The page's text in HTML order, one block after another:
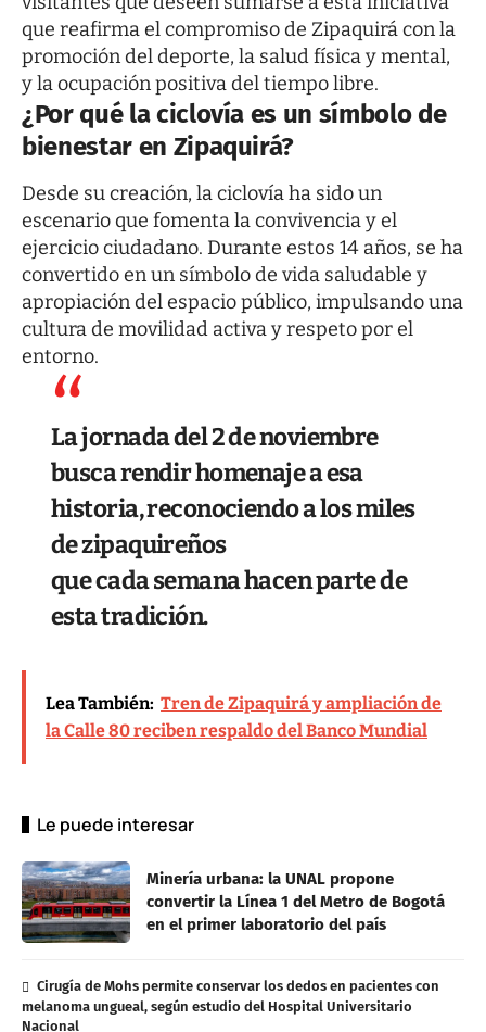
que reafirma el compromiso de Zipaquirá con la
promoción del deporte, la salud física y mental,
y la ocupación positiva del tiempo libre.
¿Por qué la ciclovía es un símbolo de
bienestar en Zipaquirá?
Desde su creación, la ciclovía ha sido un
escenario que fomenta la convivencia y el
ejercicio ciudadano. Durante estos 14 años, se ha
convertido en un símbolo de vida saludable y
apropiación del espacio público, impulsando una
cultura de movilidad activa y respeto por el
entorno.
La jornada del 2 de noviembre
busca rendir homenaje a esa
historia, reconociendo a los miles
de zipaquireños
que cada semana hacen parte de
esta tradición.
Lea También: Tren de Zipaquirá y ampliación de
la Calle 80 reciben respaldo del Banco Mundial
Le puede interesar
Minería urbana: la UNAL propone
convertir la Línea 1 del Metro de Bogotá
en el primer laboratorio del país
Cirugía de Mohs permite conservar los dedos en pacientes con
melanoma ungueal, según estudio del Hospital Universitario
Nacional